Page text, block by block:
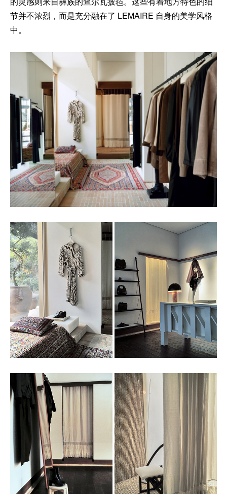
节并不浓烈，而是充分融在了 LEMAIRE 自身的美学风格
中。